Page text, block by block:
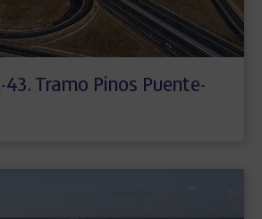
Tramo Pinos Puente-